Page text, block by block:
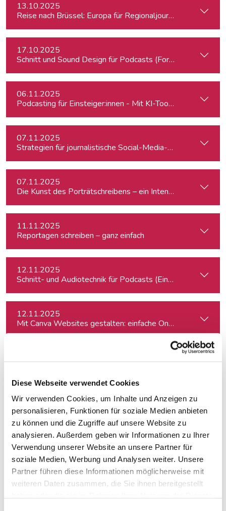
Diese Webseite verwendet Cookies
Wir verwenden Cookies, um Inhalte und Anzeigen zu
personalisieren, Funktionen für soziale Medien anbieten
zu können und die Zugriffe auf unsere Website zu
analysieren. Außerdem geben wir Informationen zu Ihrer
Verwendung unserer Website an unsere Partner für
soziale Medien, Werbung und Analysen weiter. Unsere
Partner führen diese Informationen möglicherweise mit
weiteren Daten zusammen, die Sie ihnen bereitgestellt
13.10.2025
Reise nach Brüssel: Europa für Regionaljournalist:innen
17.10.2025
Schnitt und Sound Design für Podcasts (Fortgeschrittene)
06.11.2025
Podcasting für Einsteiger:innen - Mit KI-Tools zum Erfolg
07.11.2025
Strategien für journalistische Social-Media-Recherchen
07.11.2025
Die Kunst des Porträtschreibens – ein Intensiv-Workshop
11.11.2025
Reportagen schreiben – ganz einfach
12.11.2025
Schnitt- und Audiotechnik für Podcasts (Einsteiger:innen)
12.11.2025
Mit Canva Websites gestalten: einfache One-Pager für
24.11.2025
Restart – Orientierung und Perspektiven für Medienprofis
26.11.2025
Besser schreiben und redigieren mit KI
16.01.2026